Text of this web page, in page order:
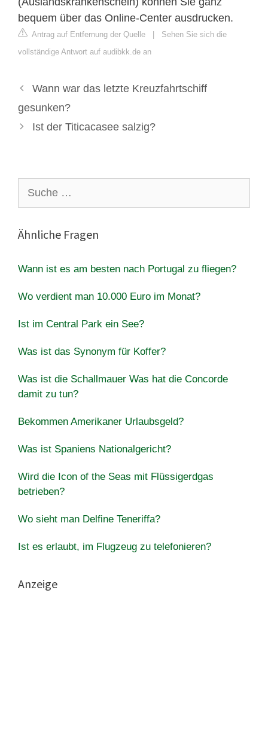
bequem über das Online-Center ausdrucken.
Antrag auf Entfernung der Quelle | Sehen Sie sich die
vollständige Antwort auf audibkk.de an
Wann war das letzte Kreuzfahrtschiff
gesunken?
Ist der Titicacasee salzig?
nach:
Ähnliche Fragen
Wann ist es am besten nach Portugal zu fliegen?
Wo verdient man 10.000 Euro im Monat?
Ist im Central Park ein See?
Was ist das Synonym für Koffer?
Was ist die Schallmauer Was hat die Concorde
damit zu tun?
Bekommen Amerikaner Urlaubsgeld?
Was ist Spaniens Nationalgericht?
Wird die Icon of the Seas mit Flüssigerdgas
betrieben?
Wo sieht man Delfine Teneriffa?
Ist es erlaubt, im Flugzeug zu telefonieren?
Anzeige